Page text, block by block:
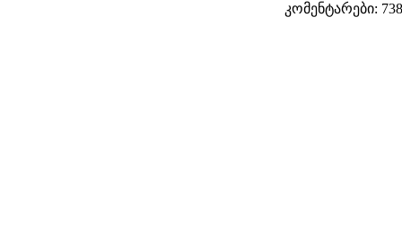
კომენტარები: